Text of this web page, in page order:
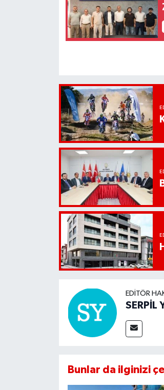
EDITÖR
SERPİL
Bunlar da ilginizi